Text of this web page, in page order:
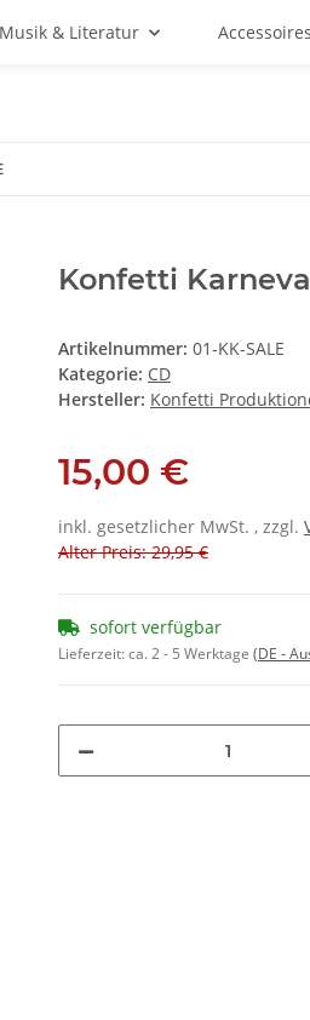
Musik & Literatur
Konfetti
Artikelnummer: 01-KK-SALE
Kategorie: CD
Hersteller: Konfetti
15,00 €
inkl. gesetzlicher MwSt. , zzgl.
Alter Preis: 29,95 €
sofort verfügbar
Lieferzeit:ca. 2 - 5 Werktage (DE -